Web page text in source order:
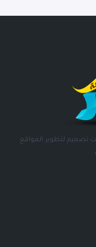
تصميم لتطوير المواقع